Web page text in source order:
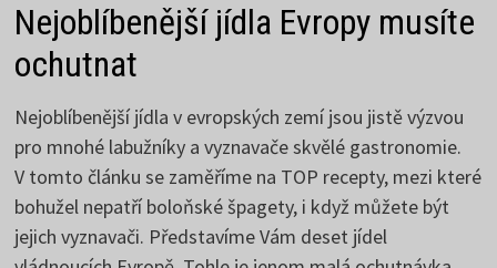
Nejoblíbenější jídla Evropy musíte
ochutnat
Nejoblíbenější jídla v evropských zemí jsou jistě výzvou
pro mnohé labužníky a vyznavače skvělé gastronomie.
V tomto článku se zaměříme na TOP recepty, mezi které
bohužel nepatří boloňské špagety, i když můžete být
jejich vyznavači. Představíme Vám deset jídel